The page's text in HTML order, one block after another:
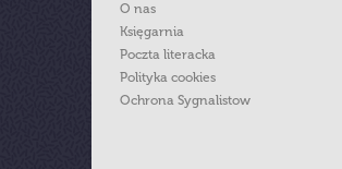
O nas
Księgarnia
Poczta literacka
Polityka cookies
Ochrona Sygnalistow